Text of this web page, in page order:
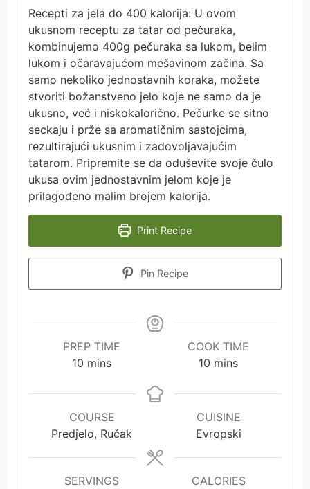
Recepti za jela do 400 kalorija: U ovom
ukusnom receptu za tatar od pečuraka,
kombinujemo 400g pečuraka sa lukom, belim
lukom i očaravajućom mešavinom začina. Sa
samo nekoliko jednostavnih koraka, možete
stvoriti božanstveno jelo koje ne samo da je
ukusno, već i niskokalorično. Pečurke se sitno
seckaju i prže sa aromatičnim sastojcima,
rezultirajući ukusnim i zadovoljavajućim
tatarom. Pripremite se da oduševite svoje čulo
ukusa ovim jednostavnim jelom koje je
prilagođeno malim brojem kalorija.
Print Recipe
Pin Recipe
PREP TIME
10 minutes
mins
COOK TIME
10 minutes
mins
COURSE
Predjelo, Ručak
CUISINE
Evropski
SERVINGS
CALORIES